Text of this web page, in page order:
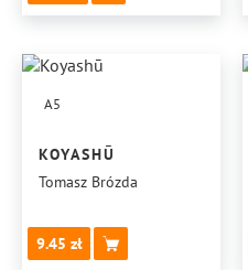
A5
KOYASHŪ
Tomasz Brózda
9.45